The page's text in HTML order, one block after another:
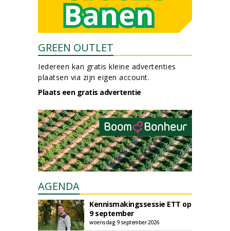
GREEN OUTLET
Iedereen kan gratis kleine advertenties
plaatsen via zijn eigen account.
Plaats een gratis advertentie
AGENDA
Kennismakingssessie ETT op
9 september
woensdag 9 september 2026